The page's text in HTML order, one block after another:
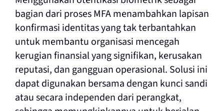
bagian dari proses MFA menambahkan lapisan
konfirmasi identitas yang tak terbantahkan
untuk membantu organisasi mencegah
kerugian finansial yang signifikan, kerusakan
reputasi, dan gangguan operasional. Solusi ini
dapat digunakan bersama dengan kunci sandi
atau secara independen dari perangkat,